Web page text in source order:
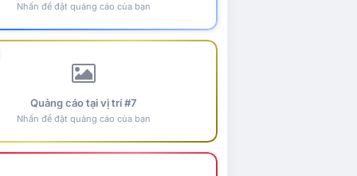
Nhấn để đặt quảng cáo của bạn
Quảng cáo tại vị trí #7
Nhấn để đặt quảng cáo của bạn